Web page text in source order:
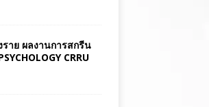
ราย ผลงานการสกรีน
CRRU